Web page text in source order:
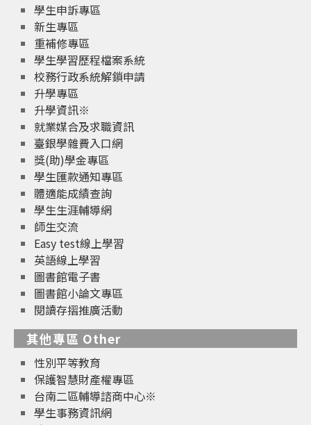
學生申訴專區
新生專區
重補修專區
學生學習歷程檔案系統
校務行政系統解鎖申請
升學專區
升學資訊※
就業媒合及求職資訊
臺銀學雜費入口網
獎(助)學金專區
學生匯款通知專區
體適能成績查詢
學生生涯輔導網
師生交流
Easy test線上學習
英語線上學習
圖書館電子書
圖書館小論文專區
閱讀存摺推廣活動
其他專區 Other
性別平等教育
保護智慧財產權專區
台南二區輔導諮商中心※
學生事務資訊網